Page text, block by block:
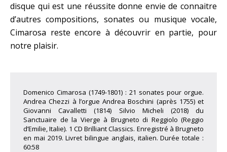
disque qui est une réussite donne envie de connaitre
d’autres compositions, sonates ou musique vocale,
Cimarosa reste encore à découvrir en partie, pour
notre plaisir.
Domenico Cimarosa (1749-1801) : 21 sonates pour orgue.
Andrea Chezzi à l’orgue Andrea Boschini (après 1755) et
Giovanni Cavalletti (1814) Silvio Micheli (2018) du
Sanctuaire de la Vierge à Brugneto di Reggiolo (Reggio
d’Emilie, Italie). 1 CD Brilliant Classics. Enregistré à Brugneto
en mai 2019. Livret bilingue anglais, italien. Durée totale :
60:58